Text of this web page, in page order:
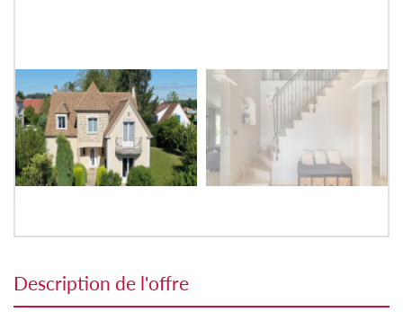
description de l'offre